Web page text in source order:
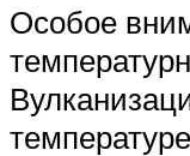
Особое